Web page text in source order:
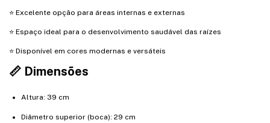
⭐ Excelente opção para áreas internas e externas
⭐ Espaço ideal para o desenvolvimento saudável das raízes
⭐ Disponível em cores modernas e versáteis
📏 Dimensões
Altura: 39 cm
Diâmetro superior (boca): 29 cm